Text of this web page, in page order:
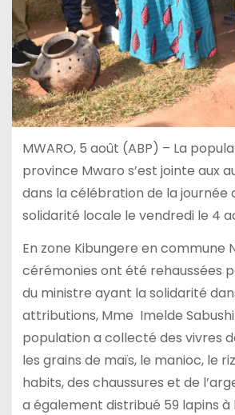
MWARO, 5 août (ABP) – La
province Mwaro s’est jointe aux
dans la célébration de la journée
solidarité locale le vendredi le 4
En zone Kibungere en commune
cérémonies ont été rehaussées
du ministre ayant la solidarité
attributions, Mme Imelde
population a collecté des vivres
les grains de maïs, le manioc, le
habits, des chaussures et de
a également distribué 59 lapins